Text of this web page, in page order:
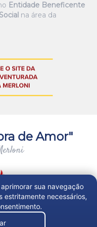
Entidade Beneficente
na área da
de Amor"
sua navegação
estritamente necessários,